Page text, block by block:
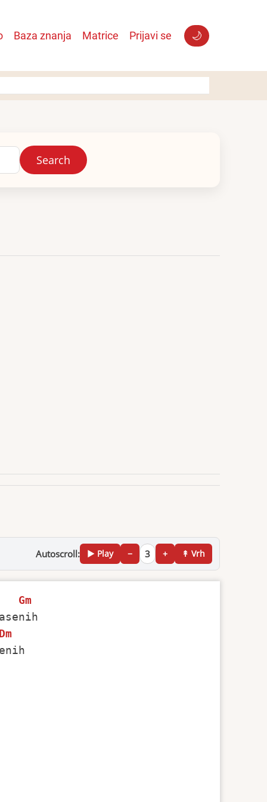
Baza znanja Matrice Prijavi se 🌙
Autoscroll: ▶ Play − 3 + ↟ Vrh
Gm